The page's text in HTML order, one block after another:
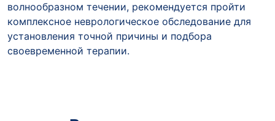
волнообразном течении, рекомендуется пройти
комплексное неврологическое обследование для
установления точной причины и подбора
своевременной терапии.